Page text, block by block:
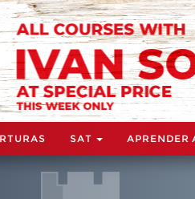
SAT APRENDER